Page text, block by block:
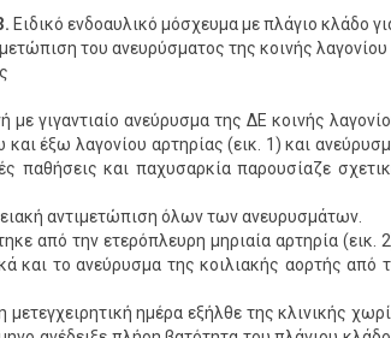
Ειδικό ενδοαυλικό μόσχευμα με πλάγιο κλάδο
του ανευρύσματος της κοινής λαγονίου
γιγαντιαίο ανεύρυσμα της ΔΕ κοινής
έξω λαγονίου αρτηρίας (εικ. 1) και
και παχυσαρκία παρουσίαζε
αντιμετώπιση όλων των ανευρυσμάτων.
από την ετερόπλευρη μηριαία αρτηρία (εικ.
και το ανεύρυσμα της κοιλιακής αορτής από
ημέρα εξήλθε της κλινικής